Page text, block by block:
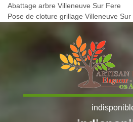
Abattage arbre Villeneuve Sur Fere
Pose de cloture grillage Villeneuve Sur